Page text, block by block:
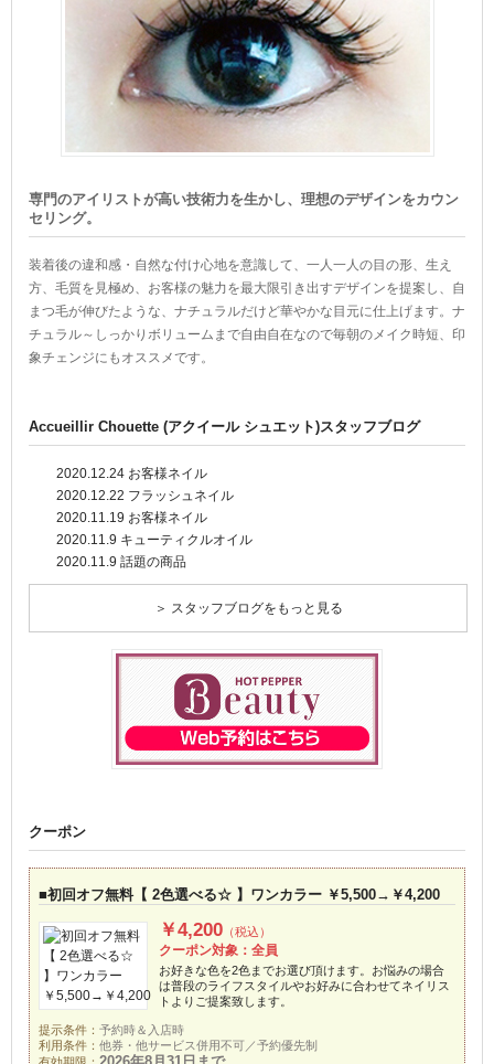
専門のアイリストが高い技術力を生かし、理想のデザインをカウン
セリング。
装着後の違和感・自然な付け心地を意識して、一人一人の目の形、生え
方、毛質を見極め、お客様の魅力を最大限引き出すデザインを提案し、自
まつ毛が伸びたような、ナチュラルだけど華やかな目元に仕上げます。ナ
チュラル～しっかりボリュームまで自由自在なので毎朝のメイク時短、印
象チェンジにもオススメです。
Accueillir Chouette (アクイール シュエット)スタッフブログ
2020.12.24 お客様ネイル
2020.12.22 フラッシュネイル
2020.11.19 お客様ネイル
2020.11.9 キューティクルオイル
2020.11.9 話題の商品
＞ スタッフブログをもっと見る
クーポン
■初回オフ無料【 2色選べる☆ 】ワンカラー ￥5,500→￥4,200
￥4,200（税込）
クーポン対象：全員
お好きな色を2色までお選び頂けます。お悩みの場合
は普段のライフスタイルやお好みに合わせてネイリス
トよりご提案致します。
提示条件： 予約時＆入店時
利用条件： 他券・他サービス併用不可／予約優先制